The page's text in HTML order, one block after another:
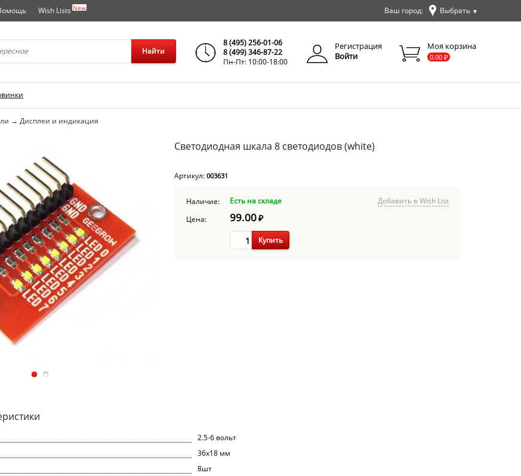
Wish Lists New Ваш город: Выбрать ▼
Найти
8 (495) 256-01-06
8 (499) 346-87-22
Пн-Пт: 10:00-18:00
Регистрация
Войти
Моя корзина
0.00 ₽
→ Дисплеи и индикация
Светодиодная шкала 8 светодиодов (white)
Артикул: 003631
Наличие: Есть на складе
Добавить в Wish List
Цена:
99.00₽
Купить
2.5-6 вольт
36x18 мм
8шт